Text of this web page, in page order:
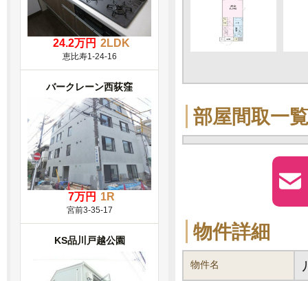
部屋間取一覧
物件詳細
物件名
24.2万円 2LDK
恵比寿1-24-16
バークレーン西荻窪
7万円 1R
宮前3-35-17
KS品川戸越公園